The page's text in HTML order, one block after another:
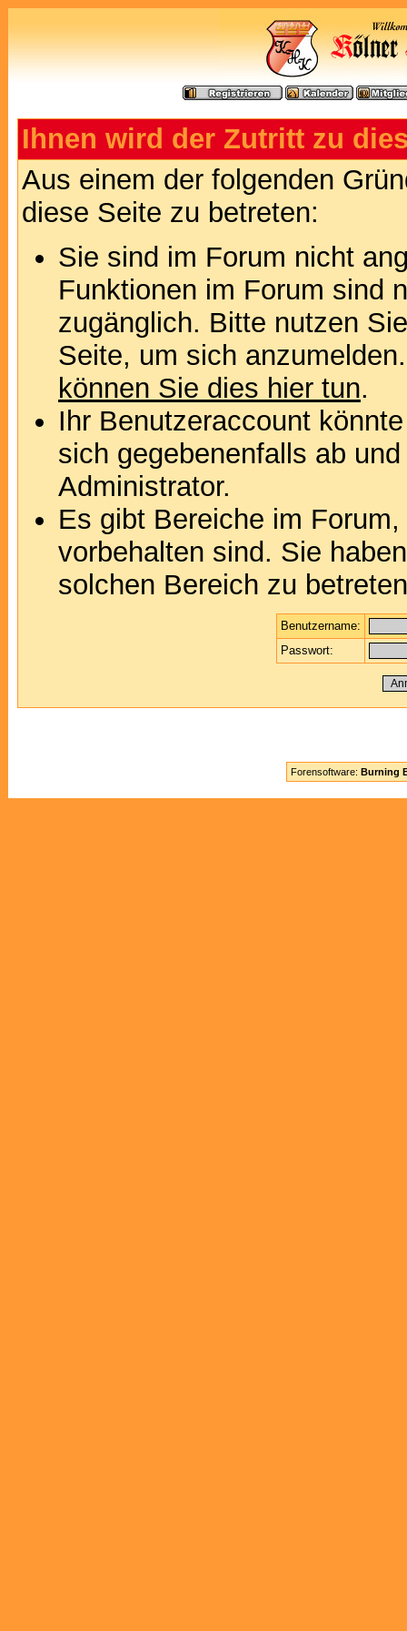
Ihnen wird der Zutritt zu
Aus einem der folgenden
diese Seite zu betreten:
Sie sind im Forum nicht
Funktionen im Forum sind
zugänglich. Bitte nutzen
Seite, um sich
können Sie dies hier tun.
Ihr Benutzeraccount
sich gegebenenfalls ab
Administrator.
Es gibt Bereiche im
vorbehalten sind. Sie
solchen Bereich zu
Benutzername:
Passwort:
Forensoftware: Burning